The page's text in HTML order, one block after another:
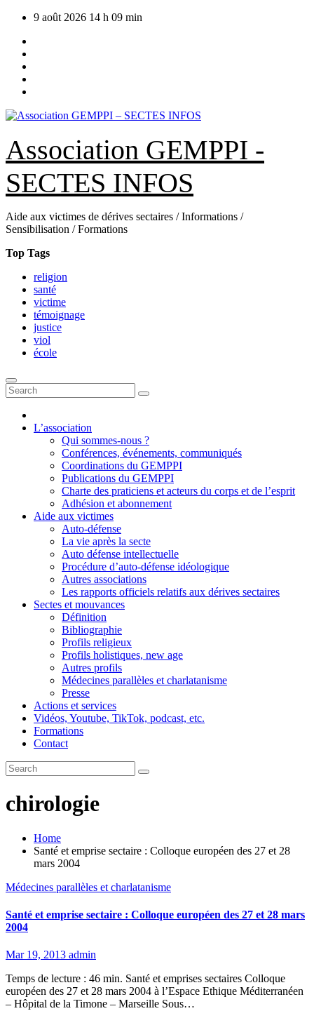
Skip
content
9 août 2026 14 h 09 min
Association GEMPPI -
SECTES INFOS
Aide aux victimes de dérives sectaires / Informations /
Sensibilisation / Formations
Top Tags
religion
santé
victime
témoignage
justice
viol
école
L’association
Qui sommes-nous ?
Conférences, événements, communiqués
Coordinations du GEMPPI
Publications du GEMPPI
Charte des praticiens et acteurs du corps et de l’esprit
Adhésion et abonnement
Aide aux victimes
Auto-défense
La vie après la secte
Auto défense intellectuelle
Procédure d’auto-défense idéologique
Autres associations
Les rapports officiels relatifs aux dérives sectaires
Sectes et mouvances
Définition
Bibliographie
Profils religieux
Profils holistiques, new age
Autres profils
Médecines parallèles et charlatanisme
Presse
Actions et services
Vidéos, Youtube, TikTok, podcast, etc.
Formations
Contact
chirologie
Home
Santé et emprise sectaire : Colloque européen des 27 et 28
mars 2004
Médecines parallèles et charlatanisme
Santé et emprise sectaire : Colloque européen des 27 et 28 mars
2004
Mar 19, 2013 admin
Temps de lecture : 46 min. Santé et emprises sectaires Colloque
européen des 27 et 28 mars 2004 à l’Espace Ethique Méditerranéen
– Hôpital de la Timone – Marseille Sous…